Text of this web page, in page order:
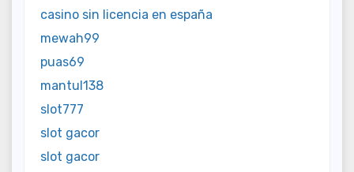
casino sin licencia en españa
mewah99
puas69
mantul138
slot777
slot gacor
slot gacor